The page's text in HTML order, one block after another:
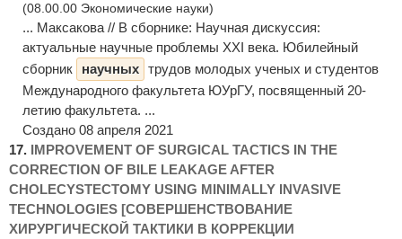
(08.00.00 Экономические науки)
... Максакова // В сборнике: Научная дискуссия:
актуальные научные проблемы XXΙ века. Юбилейный
сборник
научных трудов молодых ученых и студентов
Международного факультета ЮУрГУ, посвященный 20-
летию факультета. ...
Создано 08 апреля 2021
17. IMPROVEMENT OF SURGICAL TACTICS IN THE
CORRECTION OF BILE LEAKAGE AFTER
CHOLECYSTECTOMY USING MINIMALLY INVASIVE
TECHNOLOGIES [СОВЕРШЕНСТВОВАНИЕ
ХИРУРГИЧЕСКОЙ ТАКТИКИ В КОРРЕКЦИИ